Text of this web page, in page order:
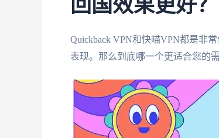
回国效果更好？
Quickback VPN和快喵VPN都是非
表现。那么到底哪一个更适合您的